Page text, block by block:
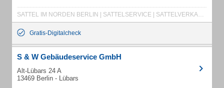
SATTEL IM NORDEN BERLIN | SATTELSERVICE | SATTELVERKAUF | SATTELBERATUNG | SATTELÄNDERUNGEN | GEBRAUCHTE SÄTTEL | DRESSURSATTEL | SPRINGSATTEL | SATTEL BERLIN | ISLANDSATTEL | PRESTIGE SPRINGSATTEL | PRESTIGE DRESSURSATTEL | EURORIDING SÄTTEL | STÜBBEN SÄTTEL | SPANISCHE SÄTTEL | AMERIGO SÄTTEL | PASSIER SÄTTEL | EQUILINE SÄTTEL | KENTAUER SÄTTEL | BUSSE SÄTTEL | WINTEC SÄTTEL | SOMMER SÄTTEL | BUTTERFLY SÄTTEL | IKONIC SÄTTEL | ALBION SÄTTEL
Gratis-Digitalcheck
S & W Gebäudeservice GmbH
Alt-Lübars 24 A
13469 Berlin - Lübars